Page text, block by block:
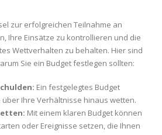
zur erfolgreichen Teilnahme an
Ihre Einsätze zu kontrollieren und die
Wettverhalten zu behalten. Hier sind
Sie ein Budget festlegen sollten:
Ein festgelegtes Budget
Ihre Verhältnisse hinaus wetten.
Mit einem klaren Budget können
oder Ereignisse setzen, die Ihnen